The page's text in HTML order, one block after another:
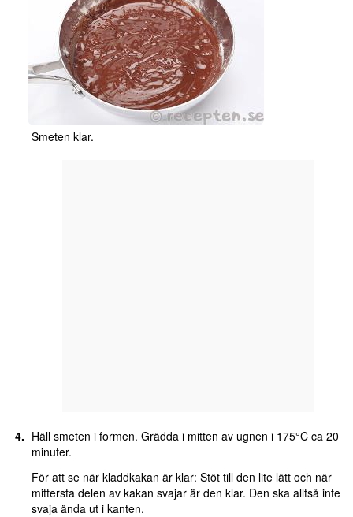
Smeten klar.
Häll smeten i formen. Grädda i mitten av ugnen i 175°C ca 20
minuter.
För att se när kladdkakan är klar: Stöt till den lite lätt och när
mittersta delen av kakan svajar är den klar. Den ska alltså inte
svaja ända ut i kanten.